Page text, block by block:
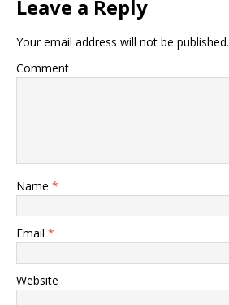
Leave a Reply
Your email address will not be published.
Comment
Name *
Email *
Website